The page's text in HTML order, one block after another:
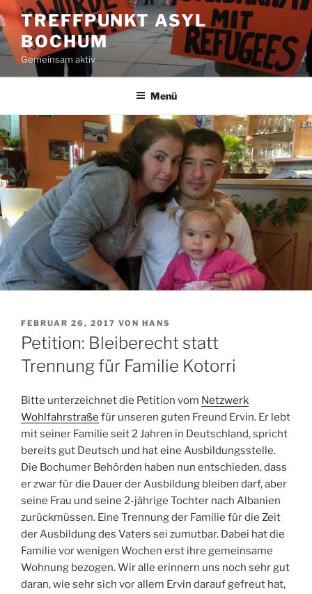
Zum
Inhalt
springen
TREFFPUNKT ASYL
BOCHUM
Gemeinsam aktiv
Menü
VERÖFFENTLICHT
AM
FEBRUAR 26, 2017 VON HANS
Petition: Bleiberecht statt
Trennung für Familie Kotorri
Bitte unterzeichnet die Petition vom Netzwerk
Wohlfahrstraße für unseren guten Freund Ervin. Er lebt
mit seiner Familie seit 2 Jahren in Deutschland, spricht
bereits gut Deutsch und hat eine Ausbildungsstelle.
Die Bochumer Behörden haben nun entschieden, dass
er zwar für die Dauer der Ausbildung bleiben darf, aber
seine Frau und seine 2-jährige Tochter nach Albanien
zurückmüssen. Eine Trennung der Familie für die Zeit
der Ausbildung des Vaters sei zumutbar. Dabei hat die
Familie vor wenigen Wochen erst ihre gemeinsame
Wohnung bezogen. Wir alle erinnern uns noch sehr gut
daran, wie sehr sich vor allem Ervin darauf gefreut hat,